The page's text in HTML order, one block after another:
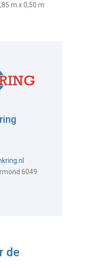
m x 0,50 m
6049
de